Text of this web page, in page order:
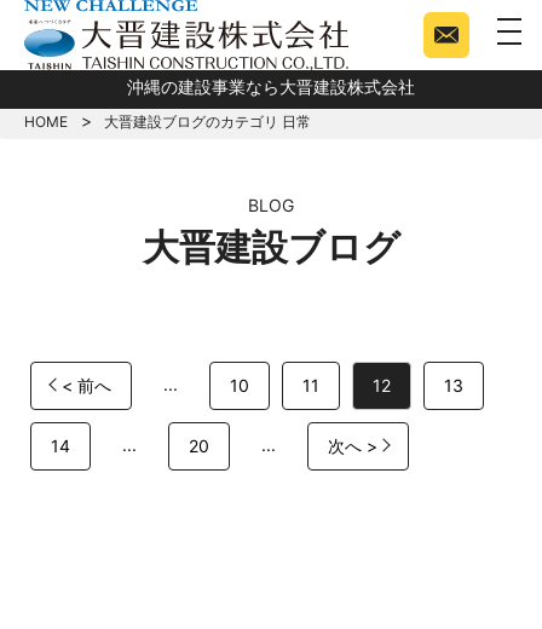
沖縄の建設事業なら大晋建設株式会社
HOME 大晋建設ブログのカテゴリ 日常
BLOG
大晋建設ブログ
< 前へ ... 10 11 12 13
14 ... 20 ... 次へ >